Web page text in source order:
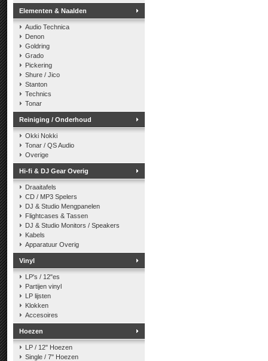
Elementen & Naalden
Audio Technica
Denon
Goldring
Grado
Pickering
Shure / Jico
Stanton
Technics
Tonar
Reiniging / Onderhoud
Okki Nokki
Tonar / QS Audio
Overige
Hi-fi & DJ Gear Overig
Draaitafels
CD / MP3 Spelers
DJ & Studio Mengpanelen
Flightcases & Tassen
DJ & Studio Monitors / Speakers
Kabels
Apparatuur Overig
Vinyl
LP's / 12"es
Partijen vinyl
LP lijsten
Klokken
Accesoires
Hoezen
LP / 12" Hoezen
Single / 7" Hoezen